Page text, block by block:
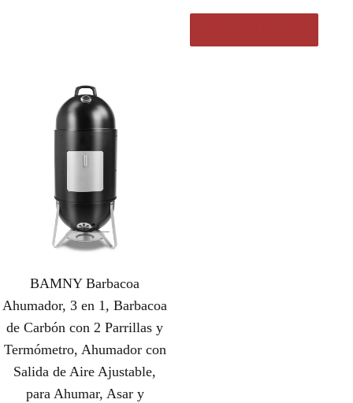
BAMNY Barbacoa
Ahumador, 3 en 1, Barbacoa
de Carbón con 2 Parrillas y
Termómetro, Ahumador con
Salida de Aire Ajustable,
para Ahumar, Asar y